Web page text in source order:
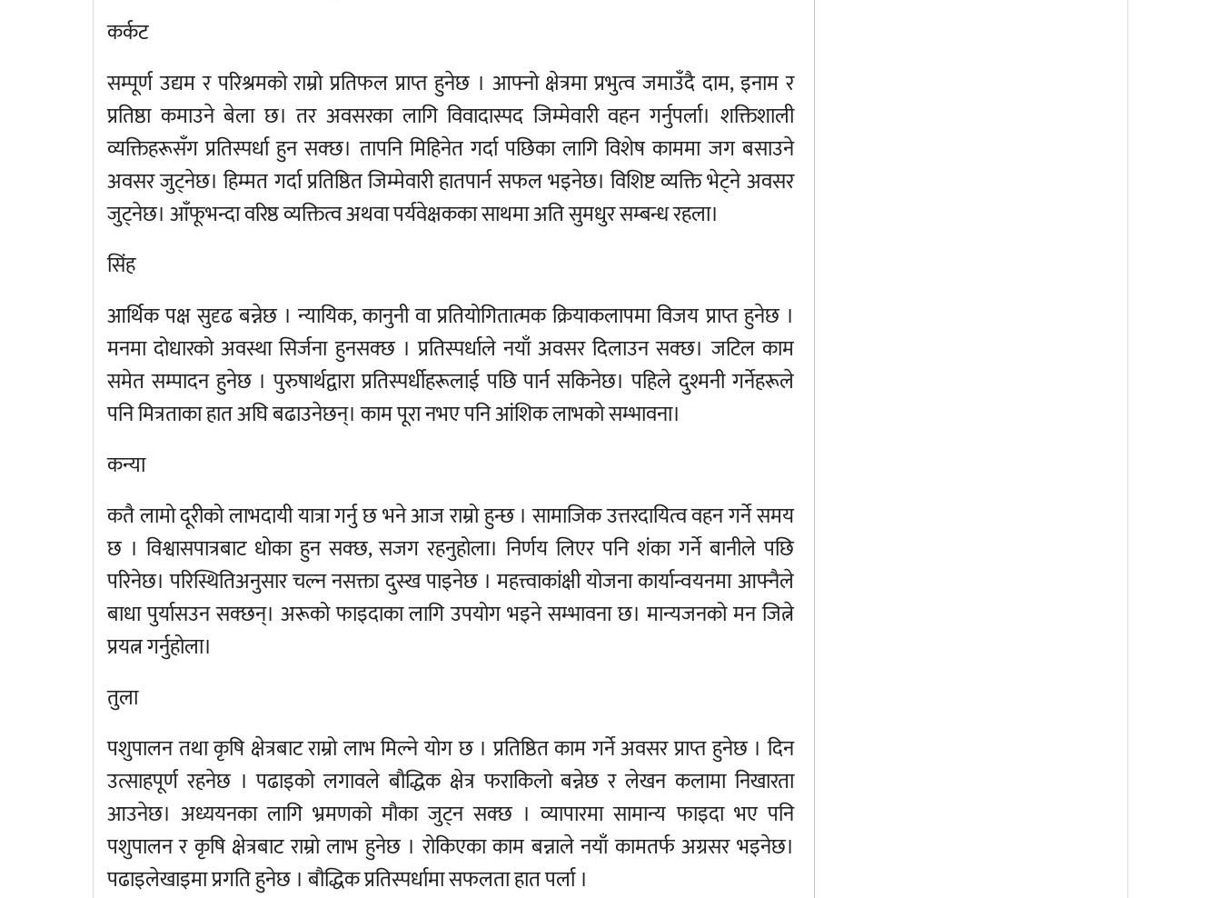
कर्कट
सम्पूर्ण उद्यम र परिश्रमको राम्रो प्रतिफल प्राप्त हुनेछ । आफ्नो क्षेत्रमा प्रभुत्व जमाउँदै दाम, इनाम र
प्रतिष्ठा कमाउने बेला छ। तर अवसरका लागि विवादास्पद जिम्मेवारी वहन गर्नुपर्ला। शक्तिशाली
व्यक्तिहरूसँग प्रतिस्पर्धा हुन सक्छ। तापनि मिहिनेत गर्दा पछिका लागि विशेष काममा जग बसाउने
अवसर जुट्नेछ। हिम्मत गर्दा प्रतिष्ठित जिम्मेवारी हातपार्न सफल भइनेछ। विशिष्ट व्यक्ति भेट्ने अवसर
जुट्नेछ। आँफूभन्दा वरिष्ठ व्यक्तित्व अथवा पर्यवेक्षकका साथमा अति सुमधुर सम्बन्ध रहला।
सिंह
आर्थिक पक्ष सुदृढ बन्नेछ । न्यायिक, कानुनी वा प्रतियोगितात्मक क्रियाकलापमा विजय प्राप्त हुनेछ ।
मनमा दोधारको अवस्था सिर्जना हुनसक्छ । प्रतिस्पर्धाले नयाँ अवसर दिलाउन सक्छ। जटिल काम
समेत सम्पादन हुनेछ । पुरुषार्थद्वारा प्रतिस्पर्धीहरूलाई पछि पार्न सकिनेछ। पहिले दुश्मनी गर्नेहरूले
पनि मित्रताका हात अघि बढाउनेछन्। काम पूरा नभए पनि आंशिक लाभको सम्भावना।
कन्या
कतै लामो दूरीको लाभदायी यात्रा गर्नु छ भने आज राम्रो हुन्छ । सामाजिक उत्तरदायित्व वहन गर्ने समय
छ । विश्वासपात्रबाट धोका हुन सक्छ, सजग रहनुहोला। निर्णय लिएर पनि शंका गर्ने बानीले पछि
परिनेछ। परिस्थितिअनुसार चल्न नसक्ता दुस्ख पाइनेछ । महत्त्वाकांक्षी योजना कार्यान्वयनमा आफ्नैले
बाधा पुर्यासउन सक्छन्। अरूको फाइदाका लागि उपयोग भइने सम्भावना छ। मान्यजनको मन जित्ने
प्रयत्न गर्नुहोला।
तुला
पशुपालन तथा कृषि क्षेत्रबाट राम्रो लाभ मिल्ने योग छ । प्रतिष्ठित काम गर्ने अवसर प्राप्त हुनेछ । दिन
उत्साहपूर्ण रहनेछ । पढाइको लगावले बौद्धिक क्षेत्र फराकिलो बन्नेछ र लेखन कलामा निखारता
आउनेछ। अध्ययनका लागि भ्रमणको मौका जुट्न सक्छ । व्यापारमा सामान्य फाइदा भए पनि
पशुपालन र कृषि क्षेत्रबाट राम्रो लाभ हुनेछ । रोकिएका काम बन्नाले नयाँ कामतर्फ अग्रसर भइनेछ।
पढाइलेखाइमा प्रगति हुनेछ । बौद्धिक प्रतिस्पर्धामा सफलता हात पर्ला ।